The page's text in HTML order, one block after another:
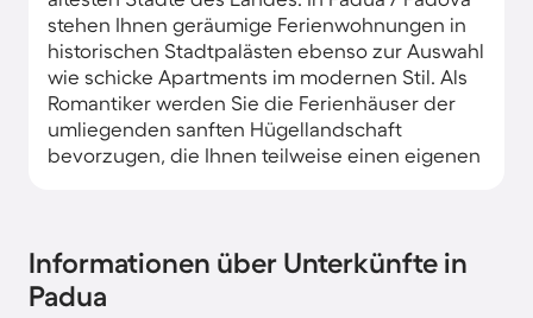
stehen Ihnen geräumige Ferienwohnungen in
historischen Stadtpalästen ebenso zur Auswahl
wie schicke Apartments im modernen Stil. Als
Romantiker werden Sie die Ferienhäuser der
umliegenden sanften Hügellandschaft
bevorzugen, die Ihnen teilweise einen eigenen
Informationen über Unterkünfte in
Padua